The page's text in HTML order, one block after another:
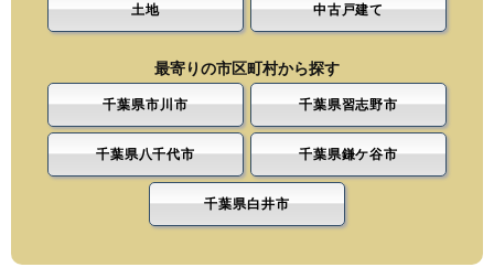
土地 中古戸建て
最寄りの市区町村から探す
千葉県市川市 千葉県習志野市
千葉県八千代市 千葉県鎌ケ谷市
千葉県白井市